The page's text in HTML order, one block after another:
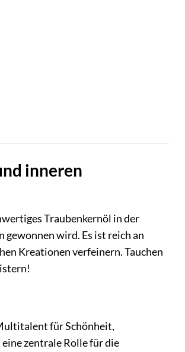
inneren
Traubenkernöl in der
gewonnen wird. Es ist reich an
Kreationen verfeinern. Tauchen
für Schönheit,
zentrale Rolle für die